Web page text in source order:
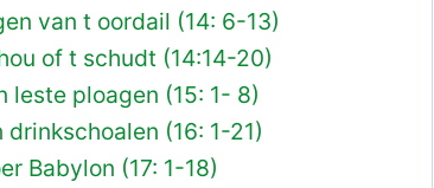
van t oordail (14: 6-13)
of t schudt (14:14-20)
leste ploagen (15: 1- 8)
drinkschoalen (16: 1-21)
Babylon (17: 1-18)